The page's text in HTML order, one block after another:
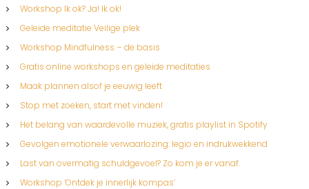
Workshop Ik ok? Ja! Ik ok!
Geleide meditatie Veilige plek
Workshop Mindfulness – de basis
Gratis online workshops en geleide meditaties
Maak plannen alsof je eeuwig leeft
Stop met zoeken, start met vinden!
Het belang van waardevolle muziek, gratis playlist in Spotify
Gevolgen emotionele verwaarlozing: legio en indrukwekkend
Last van overmatig schuldgevoel? Zo kom je er vanaf.
Workshop ‘Ontdek je innerlijk kompas’